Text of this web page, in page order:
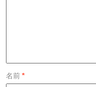
名前 *